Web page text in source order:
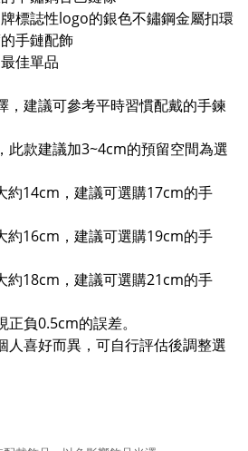
標誌性logo的銀色不鏽鋼金屬扣環
手鏈配飾
佳單品
，建議可參考平時習慣配戴的手鍊
此款建議加3~4cm的預留空間為選
約14cm，建議可選購17cm的手
約16cm，建議可選購19cm的手
約18cm，建議可選購21cm的手
負0.5cm的誤差。
人喜好而異，可自行評估後調整選